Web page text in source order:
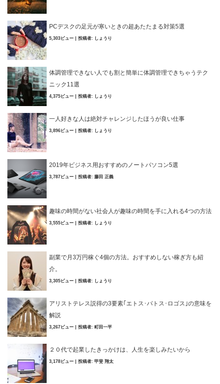
PCデスクの足元が寒いときの超あたたまる対策5選
5,303ビュー 投稿者: しょうり
体調管理できない人でも割と簡単に体調管理できちゃうテク
ニック11選
4,375ビュー 投稿者: しょうり
一人好きな人は絶対チャレンジしたほうが良い仕事
3,896ビュー 投稿者: しょうり
2019年ビジネス用おすすめのノートパソコン5選
3,787ビュー 投稿者: 藤田 正義
趣味の時間がない社会人が趣味の時間を手に入れる4つの方法
3,555ビュー 投稿者: しょうり
副業で月3万円稼ぐ4個の方法。おすすめしない稼ぎ方も紹
介。
3,305ビュー 投稿者: しょうり
アリストテレス説得の3要素｢エトス･パトス･ロゴス｣の意味を
解説
3,267ビュー 投稿者: 町田一平
２０代で起業したきっかけは、人生を楽しみたいから
3,178ビュー 投稿者: 甲斐 翔太